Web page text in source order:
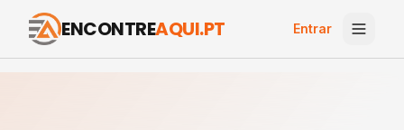
ENCONTREAQUI.PT Entrar